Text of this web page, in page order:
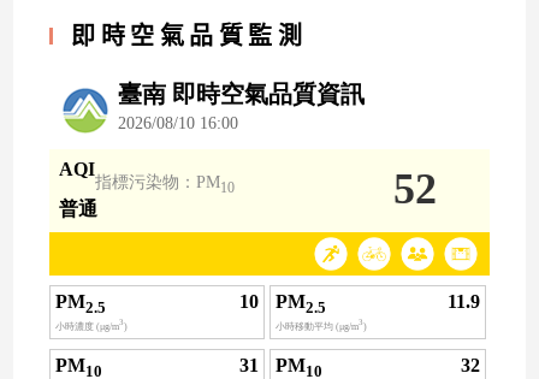
即時空氣品質監測